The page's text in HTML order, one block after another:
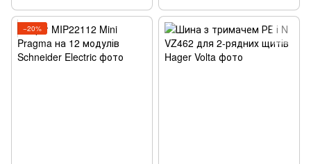
−20%